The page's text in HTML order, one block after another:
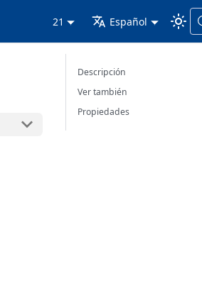
21 Español
Descripción
Ver también
Propiedades